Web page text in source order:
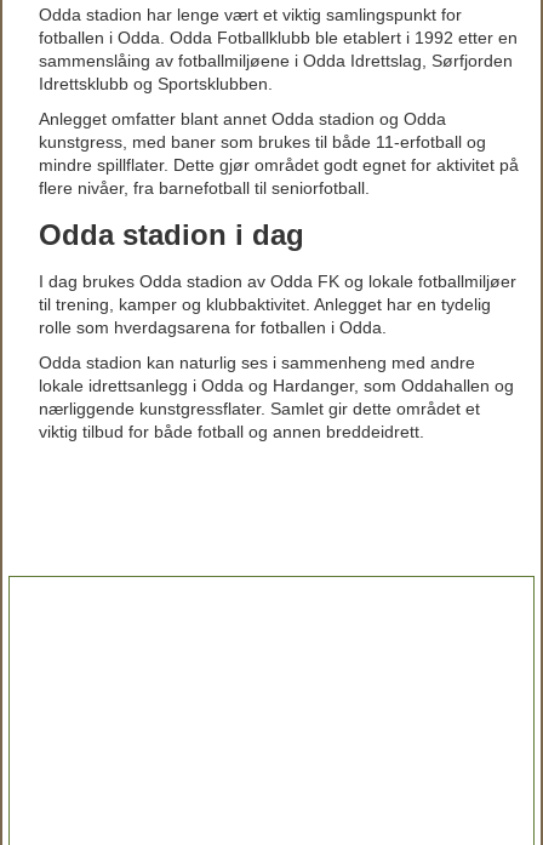
Odda stadion har lenge vært et viktig samlingspunkt for
fotballen i Odda. Odda Fotballklubb ble etablert i 1992 etter en
sammenslåing av fotballmiljøene i Odda Idrettslag, Sørfjorden
Idrettsklubb og Sportsklubben.
Anlegget omfatter blant annet Odda stadion og Odda
kunstgress, med baner som brukes til både 11-erfotball og
mindre spillflater. Dette gjør området godt egnet for aktivitet på
flere nivåer, fra barnefotball til seniorfotball.
Odda stadion i dag
I dag brukes Odda stadion av Odda FK og lokale fotballmiljøer
til trening, kamper og klubbaktivitet. Anlegget har en tydelig
rolle som hverdagsarena for fotballen i Odda.
Odda stadion kan naturlig ses i sammenheng med andre
lokale idrettsanlegg i Odda og Hardanger, som Oddahallen og
nærliggende kunstgressflater. Samlet gir dette området et
viktig tilbud for både fotball og annen breddeidrett.